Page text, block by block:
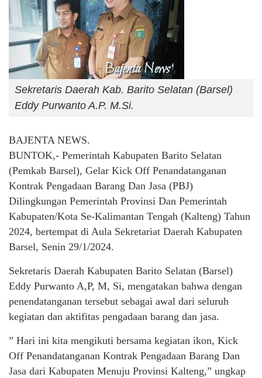
Sekretaris Daerah Kab. Barito Selatan (Barsel)
Eddy Purwanto A.P. M.Si.
BAJENTA NEWS.
BUNTOK,- Pemerintah Kabupaten Barito Selatan
(Pemkab Barsel), Gelar Kick Off Penandatanganan
Kontrak Pengadaan Barang Dan Jasa (PBJ)
Dilingkungan Pemerintah Provinsi Dan Pemerintah
Kabupaten/Kota Se-Kalimantan Tengah (Kalteng) Tahun
2024, bertempat di Aula Sekretariat Daerah Kabupaten
Barsel, Senin 29/1/2024.
Sekretaris Daerah Kabupaten Barito Selatan (Barsel)
Eddy Purwanto A,P, M, Si, mengatakan bahwa dengan
penendatanganan tersebut sebagai awal dari seluruh
kegiatan dan aktifitas pengadaan barang dan jasa.
” Hari ini kita mengikuti bersama kegiatan ikon, Kick
Off Penandatanganan Kontrak Pengadaan Barang Dan
Jasa dari Kabupaten Menuju Provinsi Kalteng,” ungkap